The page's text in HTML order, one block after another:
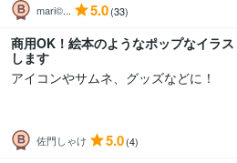
mari©... 5.0(33)
商用OK！絵本のようなポップなイラス
します
アイコンやサムネ、グッズなどに！
佐門しゃけ 5.0(4)